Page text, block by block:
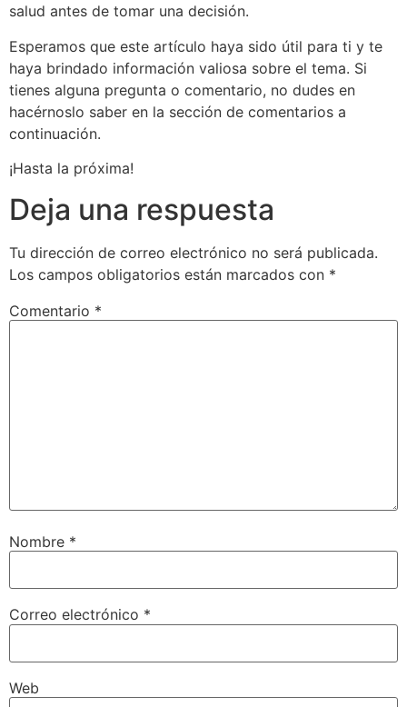
salud antes de tomar una decisión.
Esperamos que este artículo haya sido útil para ti y te
haya brindado información valiosa sobre el tema. Si
tienes alguna pregunta o comentario, no dudes en
hacérnoslo saber en la sección de comentarios a
continuación.
¡Hasta la próxima!
Deja una respuesta
Tu dirección de correo electrónico no será publicada.
Los campos obligatorios están marcados con *
Comentario *
Nombre *
Correo electrónico *
Web